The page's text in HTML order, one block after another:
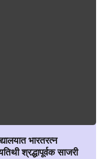
भारतरत्न
श्रद्धापूर्वक साजरी